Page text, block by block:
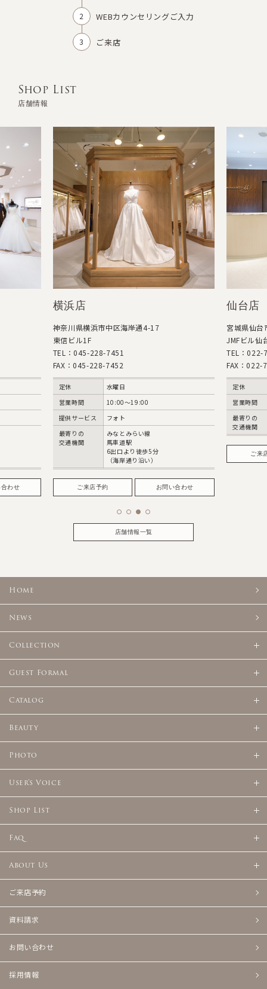
WEBカウンセリングご入力
ご来店
Shop List
店舗情報
わせ
横浜店
神奈川県横浜市中区海岸通4-17
東信ビル1F
TEL：045-228-7451
FAX：045-228-7452
定休
水曜日
営業時間
10:00〜19:00
提供サービス
フォト
最寄りの
交通機関
みなとみらい線
馬車道駅
6出口より徒歩5分
（海岸通り沿い）
ご来店予約 お問い合わせ
仙台店
宮城県仙
JMFビル仙
TEL：022-
FAX：022-
定休
営業時間
最寄りの
交通機関
ご来
店舗情報一覧
Home
News
Collection
Guest Formal
Catalog
Beauty
Photo
User's Voice
Shop List
Faq
About Us
ご来店予約
資料請求
お問い合わせ
採用情報